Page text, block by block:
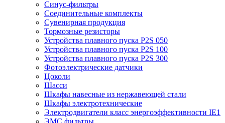
Синус-фильтры
Соединительные комплекты
Сувенирная продукция
Тормозные резисторы
Устройства плавного пуска P2S 050
Устройства плавного пуска P2S 100
Устройства плавного пуска P2S 300
Фотоэлектрические датчики
Цоколи
Шасси
Шкафы навесные из нержавеющей стали
Шкафы электротехнические
Электродвигатели класс энергоэффективности IE1
ЭМС фильтры